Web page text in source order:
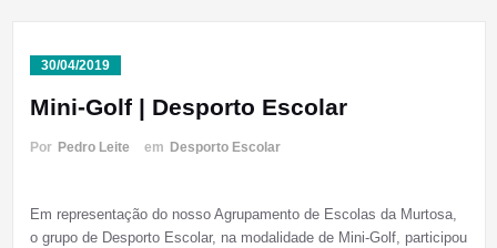
30/04/2019
Mini-Golf | Desporto Escolar
Por Pedro Leite em Desporto Escolar
Em representação do nosso Agrupamento de Escolas da Murtosa,
o grupo de Desporto Escolar, na modalidade de Mini-Golf, participou